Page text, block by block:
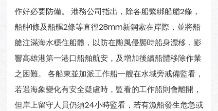
作好必要防備。 港務公司指出，除各船繫綁船艏2條，
船舯1條及船艉2條等直徑28mm新鋼索在岸際，並將船
艙注滿海水穩住船體，以防在颱風侵襲時船身漂移，影
響高雄港第一港口船舶航安，及增加後續船體移除作業
之困難。 各船東並加派工作船一艘在水域旁戒備監看，
若遇海象變化有安全疑慮時，監看的工作船則會離開，
但岸上留守人員仍須24小時監看，若有漁船發生危急或